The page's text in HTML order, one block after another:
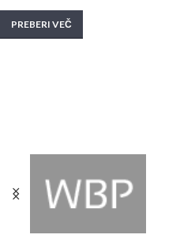
PREBERI VEČ